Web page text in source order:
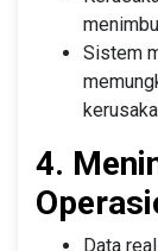
Sistem
4.
Data